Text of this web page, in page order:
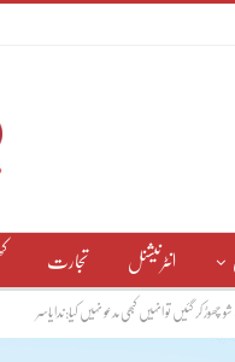
انٹرنیشنل تجارت
کر گئیں تو انہیں کبھی مدعو نہیں کیا: ندا یاسر